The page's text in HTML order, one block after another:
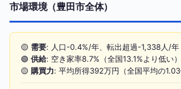
市場環境（豊田市全体）
🟡 需要: 人口-0.4%/年、転出超過-1,338人/年
🟢 供給: 空き家率8.7%（全国13.1%より低い）
🟡 購買力: 平均所得392万円（全国平均の1.03